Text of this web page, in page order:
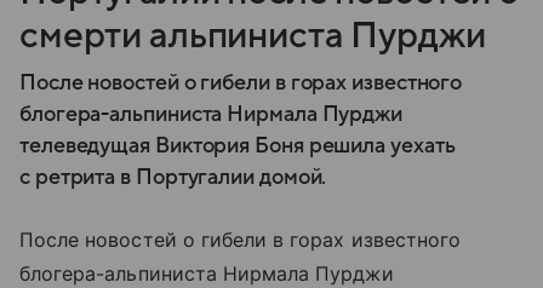
смерти альпиниста Пурджи
После новостей о гибели в горах известного
блогера-альпиниста Нирмала Пурджи
телеведущая Виктория Боня решила уехать
с ретрита в Португалии домой.
После новостей о гибели в горах известного
блогера-альпиниста Нирмала Пурджи